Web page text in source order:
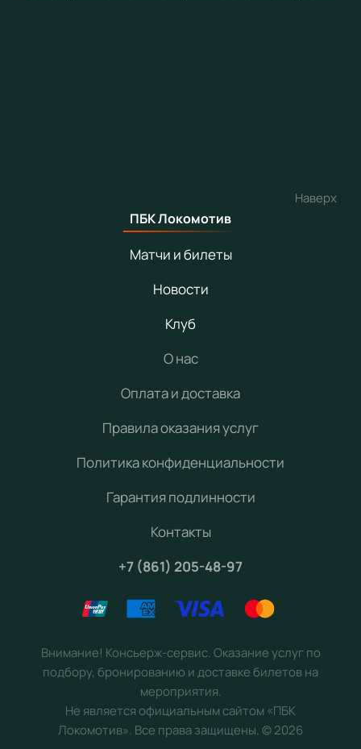
Наверх
ПБК Локомотив
Матчи и билеты
Новости
Клуб
О нас
Оплата и доставка
Правила оказания услуг
Политика конфиденциальности
Гарантия подлинности
Контакты
+7 (861) 205-48-97
Внимание! Консьерж-сервис. Оказание услуг по
подбору, бронированию и доставке билетов на
мероприятия.
Не является официальным сайтом «ПБК
Локомотив». Все права защищены.©2026